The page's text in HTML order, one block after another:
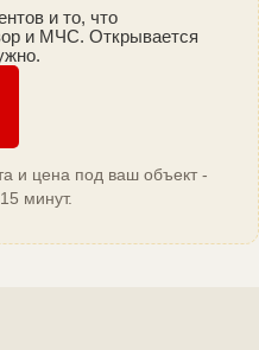
и то, что
и МЧС. Открывается
и цена под ваш объект -
минут.